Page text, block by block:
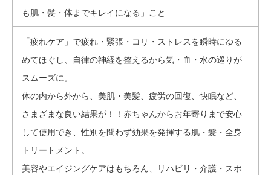
も肌・髪・体までキレイになる」こと
「疲れケア」で疲れ・緊張・コリ・ストレスを瞬時にゆる
めてほぐし、自律の神経を整えるから気・血・水の巡りが
スムーズに。
体の内から外から、美肌・美髪、疲労の回復、快眠など、
さまざまな良い結果が！！赤ちゃんからお年寄りまで安心
して使用でき、性別を問わず効果を発揮する肌・髪・全身
トリートメント。
美容やエイジングケアはもちろん、リハビリ・介護・スポ